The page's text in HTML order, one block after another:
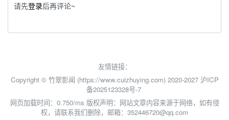
请先登录后再评论~
友情链接：
Copyright © 竹翠影闻 (https://www.cuizhuying.com) 2020-2027 沪ICP
备2025123328号-7
网页加载时间：0.750/ms 版权声明：网站文章内容来源于网络，如有侵
权，请联系我们删除，邮箱：352446720@qq.com